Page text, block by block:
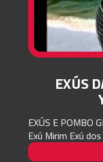
EXÚS
EXÚS E POMBO
Exú Mirim Exú